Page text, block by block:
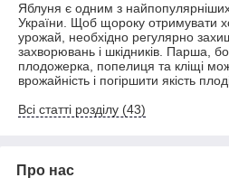
Яблуня є одним з
України. Щоб щороку отримувати
урожай, необхідно регулярно
захворювань і шкідників. Парша,
плодожерка, попелиця та кліщі
врожайність і погіршити якість
Всі статті розділу (43)
Про нас